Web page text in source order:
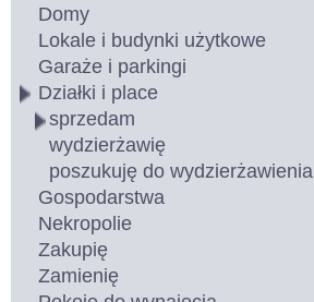
Domy
Lokale i budynki użytkowe
Garaże i parkingi
Działki i place
sprzedam
wydzierżawię
poszukuję do wydzierżawienia
Gospodarstwa
Nekropolie
Zakupię
Zamienię